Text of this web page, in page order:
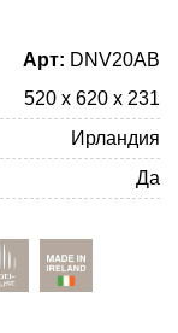
Арт: DNV20AB
520 x 620 x 231
Ирландия
Да